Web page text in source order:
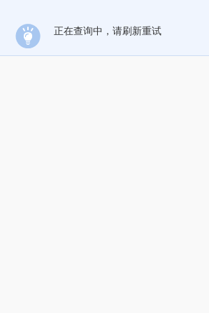
正在查询中，请刷新重试